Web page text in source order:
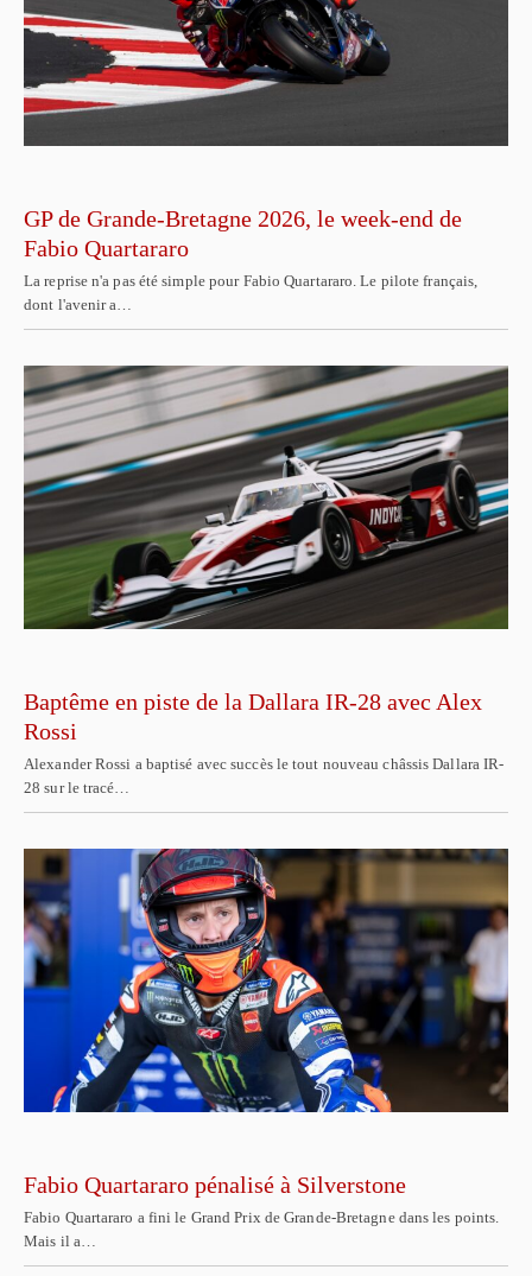
GP de Grande-Bretagne 2026, le week-end de
Fabio Quartararo
La reprise n'a pas été simple pour Fabio Quartararo. Le pilote français,
dont l'avenir a…
Baptême en piste de la Dallara IR-28 avec Alex
Rossi
Alexander Rossi a baptisé avec succès le tout nouveau châssis Dallara IR-
28 sur le tracé…
Fabio Quartararo pénalisé à Silverstone
Fabio Quartararo a fini le Grand Prix de Grande-Bretagne dans les points.
Mais il a…